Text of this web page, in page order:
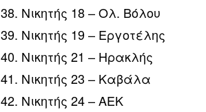
38. Νικητής 18 – Ολ. Βόλου
39. Νικητής 19 – Εργοτέλης
40. Νικητής 21 – Ηρακλής
41. Νικητής 23 – Καβάλα
42. Νικητής 24 – ΑΕΚ